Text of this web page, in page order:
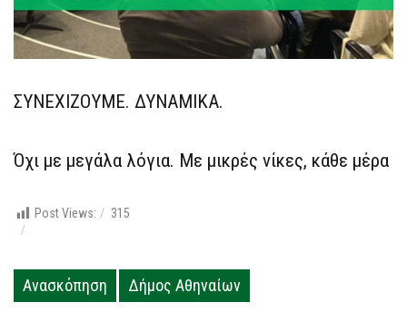
ΣΥΝΕΧΙΖΟΥΜΕ. ΔΥΝΑΜΙΚΑ.
Όχι με μεγάλα λόγια. Με μικρές νίκες, κάθε μέρα
Post Views: 315
Ανασκόπηση Δήμος Αθηναίων